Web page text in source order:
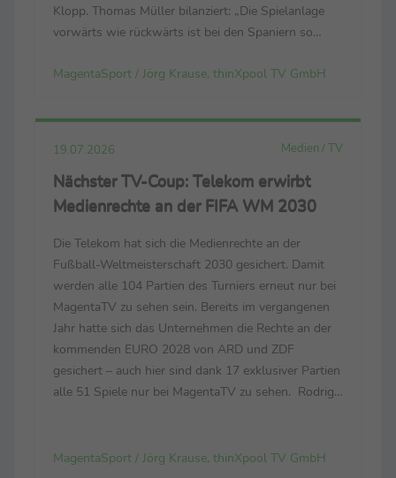
Klopp. Thomas Müller bilanziert: „Die Spielanlage
vorwärts wie rückwärts ist bei den Spaniern so
und Technik. Sie spielen mit allem.“ Luis de la ...
MagentaSport / Jörg Krause, thinXpool TV GmbH
19.07.2026 Medien / TV
Nächster TV-Coup: Telekom erwirbt
Medienrechte an der FIFA WM 2030
Die Telekom hat sich die Medienrechte an der
Fußball-Weltmeisterschaft 2030 gesichert. Damit
werden alle 104 Partien des Turniers erneut nur bei
MagentaTV zu sehen sein. Bereits im vergangenen
Jahr hatte sich das Unternehmen die Rechte an der
kommenden EURO 2028 von ARD und ZDF
gesichert – auch hier sind dank 17 exklusiver Partien
alle 51 Spiele nur bei MagentaTV zu sehen. Rodrigo
uns eine Fußball...
MagentaSport / Jörg Krause, thinXpool TV GmbH